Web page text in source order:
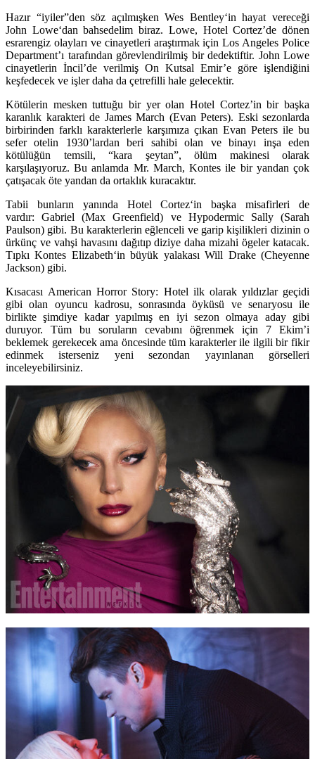
Hazır “iyiler”den söz açılmışkenWes Bentley‘in hayat vereceği
John Lowe‘dan bahsedelim biraz. Lowe, Hotel Cortez’de dönen
esrarengiz olayları ve cinayetleri araştırmak için Los Angeles Police
Department’ı tarafından görevlendirilmiş bir dedektiftir. John Lowe
cinayetlerin İncil’de verilmiş On Kutsal Emir’e göre işlendiğini
keşfedecek ve işler daha da çetrefilli hale gelecektir.
Kötülerin mesken tuttuğu bir yer olan Hotel Cortez’in bir başka
karanlık karakteri de James March (Evan Peters). Eski sezonlarda
birbirinden farklı karakterlerle karşımıza çıkan Evan Peters ile bu
sefer otelin 1930’lardan beri sahibi olan ve binayı inşa eden
kötülüğün temsili, “kara şeytan”, ölüm makinesi olarak
karşılaşıyoruz. Bu anlamda Mr. March, Kontes ile bir yandan çok
çatışacak öte yandan da ortaklık kuracaktır.
Tabii bunların yanında Hotel Cortez‘in başka misafirleri de
vardır:Gabriel (Max Greenfield) ve Hypodermic Sally (Sarah
Paulson) gibi. Bu karakterlerin eğlenceli ve garip kişilikleri dizinin o
ürkünç ve vahşi havasını dağıtıp diziye daha mizahi ögeler katacak.
TıpkıKontes Elizabeth‘in büyük yalakasıWill Drake (Cheyenne
Jackson) gibi.
Kısacası American Horror Story: Hotel ilk olarak yıldızlar geçidi
gibi olan oyuncu kadrosu, sonrasında öyküsü ve senaryosu ile
birlikte şimdiye kadar yapılmış en iyi sezon olmaya aday gibi
duruyor. Tüm bu soruların cevabını öğrenmek için 7 Ekim’i
beklemek gerekecek ama öncesinde tüm karakterler ile ilgili bir fikir
edinmek isterseniz yeni sezondan yayınlanan görselleri
inceleyebilirsiniz.